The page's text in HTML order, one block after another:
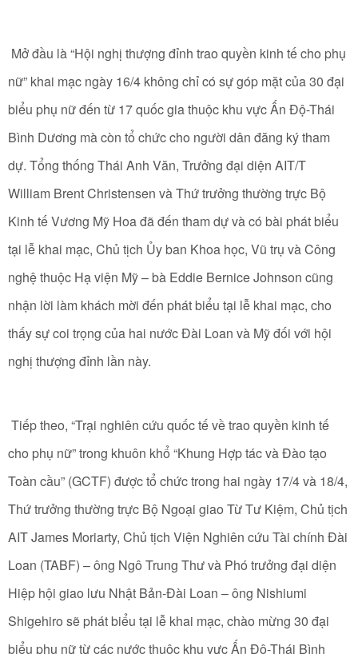
Mở đầu là “Hội nghị thượng đỉnh trao quyền kinh tế cho phụ
nữ” khai mạc ngày 16/4 không chỉ có sự góp mặt của 30 đại
biểu phụ nữ đến từ 17 quốc gia thuộc khu vực Ấn Độ-Thái
Bình Dương mà còn tổ chức cho người dân đăng ký tham
dự. Tổng thống Thái Anh Văn, Trưởng đại diện AIT/T
William Brent Christensen và Thứ trưởng thường trực Bộ
Kinh tế Vương Mỹ Hoa đã đến tham dự và có bài phát biểu
tại lễ khai mạc, Chủ tịch Ủy ban Khoa học, Vũ trụ và Công
nghệ thuộc Hạ viện Mỹ – bà Eddie Bernice Johnson cũng
nhận lời làm khách mời đến phát biểu tại lễ khai mạc, cho
thấy sự coi trọng của hai nước Đài Loan và Mỹ đối với hội
nghị thượng đỉnh lần này.
Tiếp theo, “Trại nghiên cứu quốc tế về trao quyền kinh tế
cho phụ nữ” trong khuôn khổ “Khung Hợp tác và Đào tạo
Toàn cầu” (GCTF) được tổ chức trong hai ngày 17/4 và 18/4,
Thứ trưởng thường trực Bộ Ngoại giao Từ Tư Kiệm, Chủ tịch
AIT James Moriarty, Chủ tịch Viện Nghiên cứu Tài chính Đài
Loan (TABF) – ông Ngô Trung Thư và Phó trưởng đại diện
Hiệp hội giao lưu Nhật Bản-Đài Loan – ông Nishiumi
Shigehiro sẽ phát biểu tại lễ khai mạc, chào mừng 30 đại
biểu phụ nữ từ các nước thuộc khu vực Ấn Độ-Thái Bình